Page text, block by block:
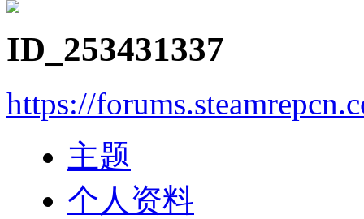
ID_253431337
https://
主题
个人资料